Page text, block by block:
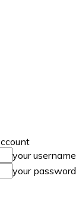
your username
your password